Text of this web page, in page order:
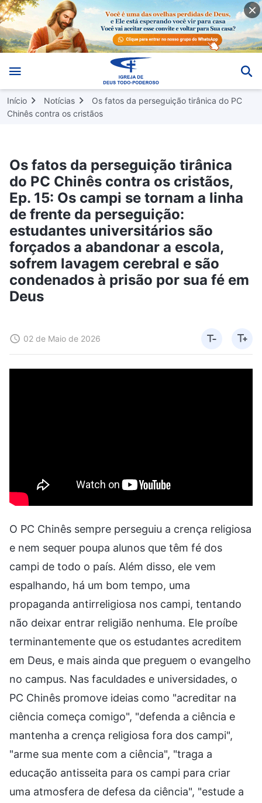
Início Notícias
Os fatos da perseguição tirânica do PC
Chinês contra os cristãos
Os fatos da perseguição tirânica
do PC Chinês contra os cristãos,
Ep. 15: Os campi se tornam a linha
de frente da perseguição:
estudantes universitários são
forçados a abandonar a escola,
sofrem lavagem cerebral e são
condenados à prisão por sua fé em
Deus
02 de Maio de 2026
O PC Chinês sempre perseguiu a crença religiosa
e nem sequer poupa alunos que têm fé dos
campi de todo o país. Além disso, ele vem
espalhando, há um bom tempo, uma
propaganda antirreligiosa nos campi, tentando
não deixar entrar religião nenhuma. Ele proíbe
terminantemente que os estudantes acreditem
em Deus, e mais ainda que preguem o evangelho
no campus. Nas faculdades e universidades, o
PC Chinês promove ideias como "acreditar na
ciência começa comigo", "defenda a ciência e
mantenha a crença religiosa fora dos campi",
"arme sua mente com a ciência", "traga a
educação antisseita para os campi para criar
uma atmosfera de defesa da ciência", "estude a